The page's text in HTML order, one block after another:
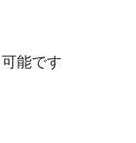
能です